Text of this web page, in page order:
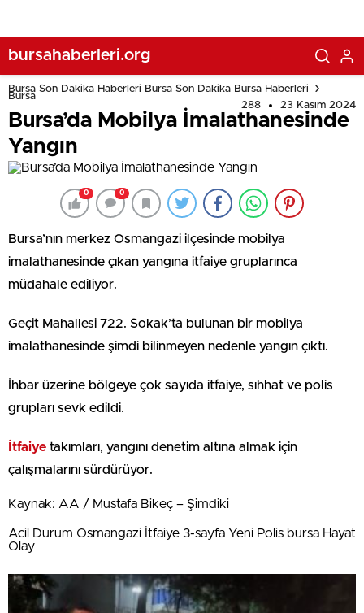
bursahaberleri.org
Bursa Son Dakika Haberleri Bursa Son Dakika Bursa Haberleri
Bursa
288
23 Kasım 2024
Bursa’da Mobilya İmalathanesinde
Yangın
0 0
Bursa’nın merkez Osmangazi ilçesinde mobilya
imalathanesinde çıkan yangına itfaiye gruplarınca
müdahale ediliyor.
Geçit Mahallesi 722. Sokak’ta bulunan bir mobilya
imalathanesinde şimdi bilinmeyen nedenle yangın çıktı.
İhbar üzerine bölgeye çok sayıda itfaiye, sıhhat ve polis
grupları sevk edildi.
İtfaiye takımları, yangını denetim altına almak için
çalışmalarını sürdürüyor.
Kaynak: AA / Mustafa Bikeç – Şimdiki
Acil Durum Osmangazi İtfaiye 3-sayfa Yeni Polis bursa Hayat
Olay